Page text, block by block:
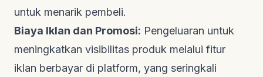
untuk menarik pembeli.
Biaya Iklan dan Promosi: Pengeluaran untuk
meningkatkan visibilitas produk melalui fitur
iklan berbayar di platform, yang seringkali